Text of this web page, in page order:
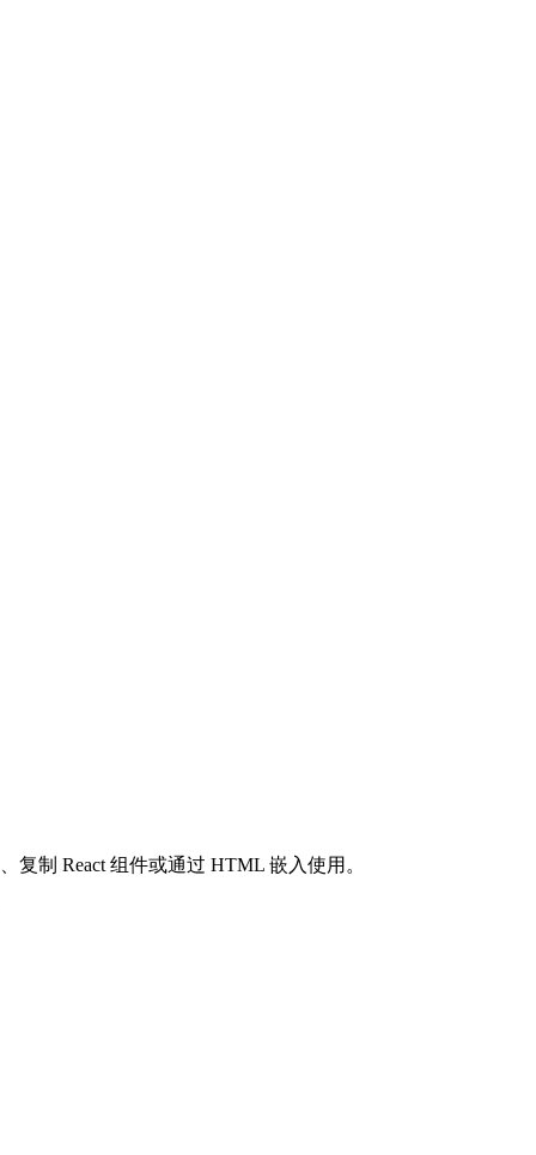
复制 React 组件或通过 HTML 嵌入使用。